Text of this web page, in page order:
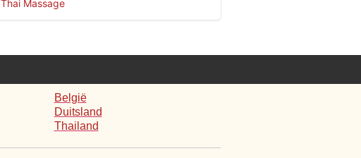
Thai Massage
België
Duitsland
Thailand